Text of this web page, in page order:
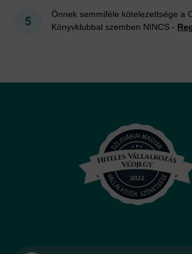
Önnek semmiféle kötelezettsége a
Könyvklubbal szemben NINCS -